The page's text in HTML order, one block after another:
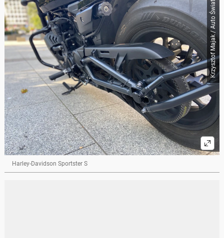
Krzysztof Majak / Auto Świat
Harley-Davidson Sportster S